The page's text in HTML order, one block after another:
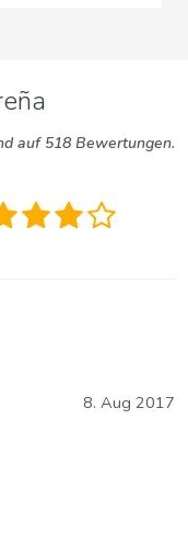
auf 518 Bewertungen.
8. Aug 2017